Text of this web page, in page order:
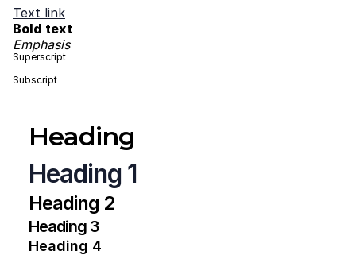
Text link
Bold text
Emphasis
Superscript
Subscript
Heading
Heading 1
Heading 2
Heading 3
Heading 4